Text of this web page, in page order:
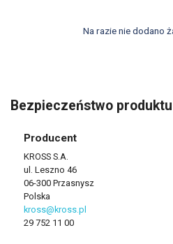
Na razie nie dodano
Bezpieczeństwo produktu
Producent
KROSS S.A.
ul. Leszno 46
06-300 Przasnysz
Polska
kross@kross.pl
29 752 11 00